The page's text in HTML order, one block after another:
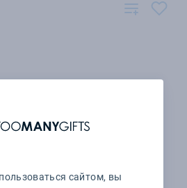
сайтом, вы